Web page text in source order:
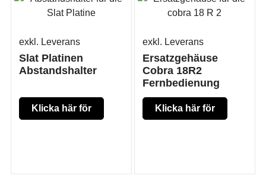
exkl. Leverans
Slat Platinen
Abstandshalter
Klicka här för
exkl. Leverans
Ersatzgehäuse
Cobra 18R2
Fernbedienung
Klicka här för